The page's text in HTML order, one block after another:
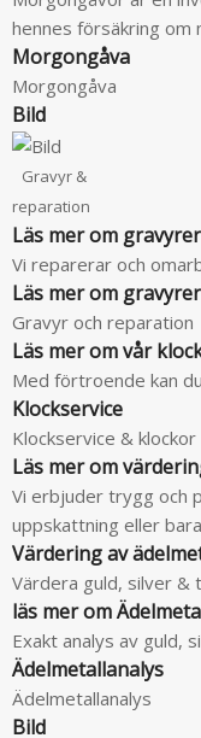
hennes försäkring om
Morgongåva
Morgongåva
Bild
Gravyr &
reparation
Läs mer om
Vi reparerar och
Läs mer om
Gravyr och reparation
Läs mer om vår
Med förtroende kan
Klockservice
Klockservice & klockor
Läs mer om
Vi erbjuder trygg och
uppskattning eller
Värdering av
Värdera guld, silver &
läs mer om
Exakt analys av guld,
Ädelmetallanalys
Ädelmetallanalys
Bild